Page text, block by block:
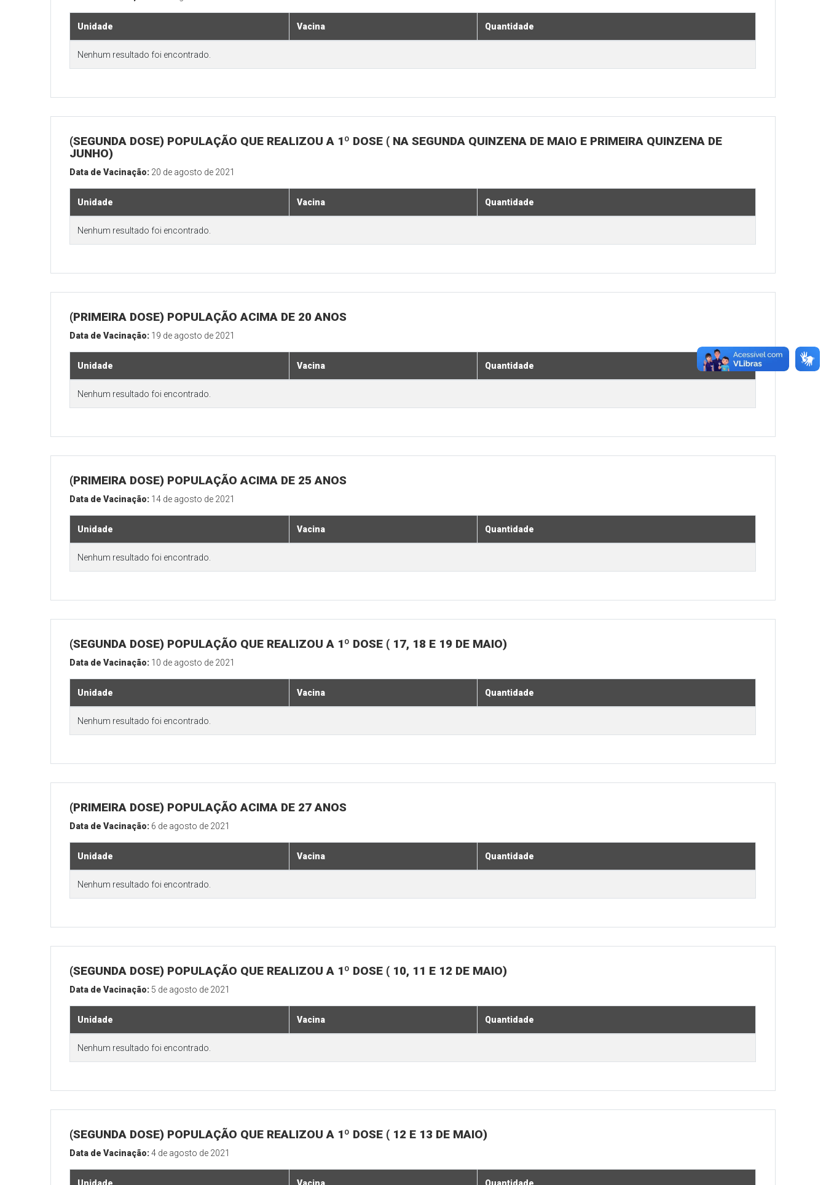
Unidade Vacina Quantidade
Nenhum resultado foi encontrado.
(SEGUNDA DOSE) POPULAÇÃO QUE REALIZOU A 1º DOSE ( NA SEGUNDA QUINZENA DE MAIO E PRIMEIRA QUINZENA DE
JUNHO)
Data de Vacinação: 20 de agosto de 2021
Unidade Vacina Quantidade
Nenhum resultado foi encontrado.
(PRIMEIRA DOSE) POPULAÇÃO ACIMA DE 20 ANOS
Data de Vacinação: 19 de agosto de 2021
Unidade Vacina Quantidade
Nenhum resultado foi encontrado.
(PRIMEIRA DOSE) POPULAÇÃO ACIMA DE 25 ANOS
Data de Vacinação: 14 de agosto de 2021
Unidade Vacina Quantidade
Nenhum resultado foi encontrado.
(SEGUNDA DOSE) POPULAÇÃO QUE REALIZOU A 1º DOSE ( 17, 18 E 19 DE MAIO)
Data de Vacinação: 10 de agosto de 2021
Unidade Vacina Quantidade
Nenhum resultado foi encontrado.
(PRIMEIRA DOSE) POPULAÇÃO ACIMA DE 27 ANOS
Data de Vacinação: 6 de agosto de 2021
Unidade Vacina Quantidade
Nenhum resultado foi encontrado.
(SEGUNDA DOSE) POPULAÇÃO QUE REALIZOU A 1º DOSE ( 10, 11 E 12 DE MAIO)
Data de Vacinação: 5 de agosto de 2021
Unidade Vacina Quantidade
Nenhum resultado foi encontrado.
(SEGUNDA DOSE) POPULAÇÃO QUE REALIZOU A 1º DOSE ( 12 E 13 DE MAIO)
Data de Vacinação:4 de agosto de 2021